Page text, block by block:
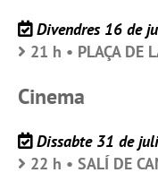
Divendres 16 de
21 h • PLAÇA DE
Cinema
Dissabte 31 de
22 h • SALÍ DE